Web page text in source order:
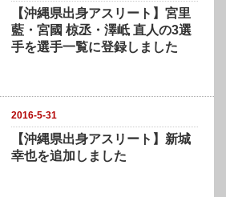
【沖縄県出身アスリート】宮里
藍・宮國 椋丞・澤岻 直人の3選
手を選手一覧に登録しました
2016-5-31
【沖縄県出身アスリート】新城
幸也を追加しました